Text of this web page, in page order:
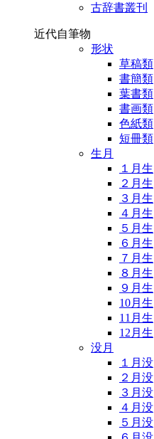
古辞書叢刊
近代自筆物
形状
草稿類
書簡類
葉書類
書画類
色紙類
短冊類
生月
１月生
２月生
３月生
４月生
５月生
６月生
７月生
８月生
９月生
10月生
11月生
12月生
没月
１月没
２月没
３月没
４月没
５月没